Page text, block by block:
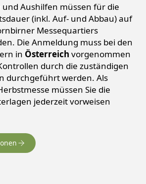
Aushilfen müssen für die
(inkl. Auf- und Abbau) auf
Messequartiers
Die Anmeldung muss bei den
in Österreich vorgenommen
durch die zuständigen
durchgeführt werden. Als
müssen Sie die
jederzeit vorweisen